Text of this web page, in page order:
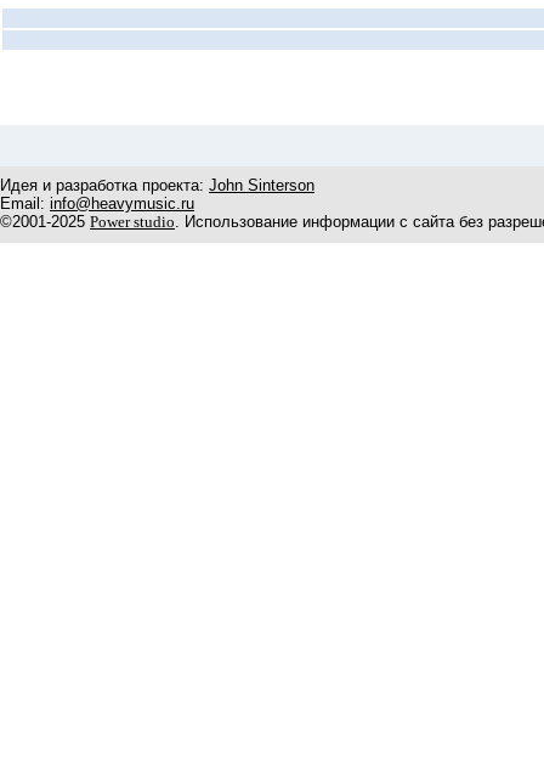
Идея и разработка проекта: John Sinterson
Email: info@heavymusic.ru
©2001-2025 Power studio. Использование информации с сайта без